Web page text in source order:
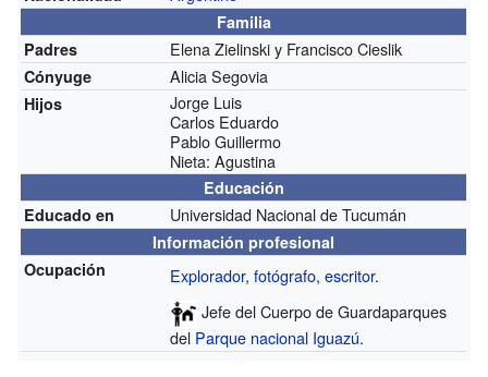
Familia
Padres
Elena Zielinski y Francisco Cieslik
Cónyuge Alicia Segovia
Hijos
Jorge Luis
Carlos Eduardo
Pablo Guillermo
Nieta: Agustina
Educación
Educado en
Universidad Nacional de Tucumán
Información profesional
Ocupación
Explorador,fotógrafo,escritor.
Jefe del Cuerpo de Guardaparques
del Parque nacional Iguazú.